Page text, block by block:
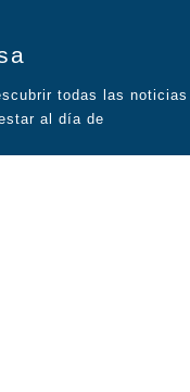
todas las noticias
al día de